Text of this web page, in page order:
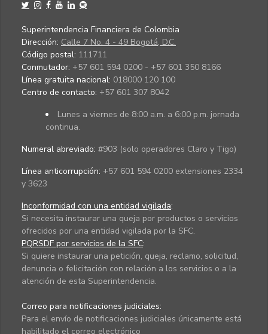
Superintendencia Financiera de Colombia
Dirección: Calle 7 No. 4 - 49 Bogotá, D.C.
Código postal: 111711
Conmutador: +57 601 594 0200 - +57 601 350 8166
Línea gratuita nacional: 018000 120 100
Centro de contacto: +57 601 307 8042
Lunes a viernes de 8:00 a.m. a 6:00 p.m. jornada
continua.
Numeral abreviado: #903 (solo operadores Claro y Tigo)
Línea anticorrupción: +57 601 594 0200 extensiones 2334
y 3623
Inconformidad con una entidad vigilada:
Si necesita instaurar una queja por productos o servicios
ofrecidos por una entidad vigilada por la SFC.
PQRSDF por servicios de la SFC:
Si quiere instaurar una petición, queja, reclamo, solicitud,
denuncia o felicitación con relación a los servicios o a la
atención de esta Superintendencia.
Correo para notificaciones judiciales:
Para el envío de notificaciones judiciales únicamente está
habilitado el correo electrónico